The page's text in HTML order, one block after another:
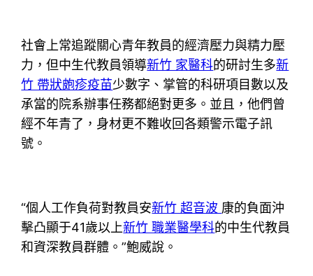
社會上常追蹤關心青年教員的經濟壓力與精力壓
力，但中生代教員領導新竹 家醫科的研討生多新
竹 帶狀皰疹疫苗少數字、掌管的科研項目數以及
承當的院系辦事任務都絕對更多。並且，他們曾
經不年青了，身材更不難收回各類警示電子訊
號。
“個人工作負荷對教員安新竹 超音波 康的負面沖
擊凸顯于41歲以上新竹 職業醫學科的中生代教員
和資深教員群體。”鮑威說。